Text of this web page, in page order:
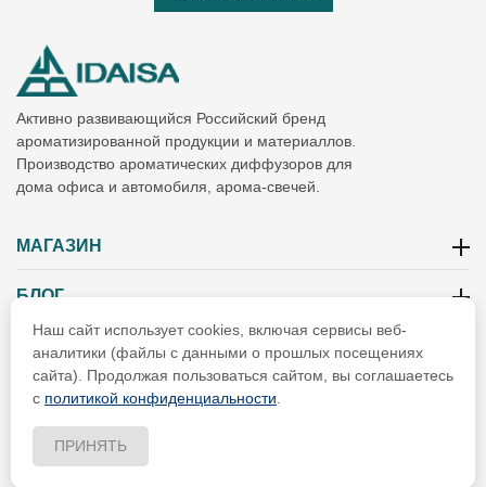
Активно развивающийся Российский бренд
ароматизированной продукции и материаллов.
Производство ароматических диффузоров для
дома офиса и автомобиля, арома-свечей.
МАГАЗИН
БЛОГ
ИНФОРМАЦИЯ
РЕКВИЗИТЫ
Наш сайт использует cookies, включая сервисы веб-
аналитики (файлы с данными о прошлых посещениях
сайта). Продолжая пользоваться сайтом, вы соглашаетесь
с политикой конфиденциальности
ПРИНЯТЬ